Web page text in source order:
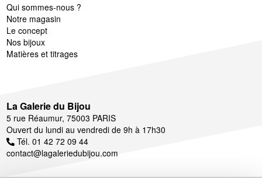
Qui sommes-nous ?
Notre magasin
Le concept
Nos bijoux
Matières et titrages
La Galerie du Bijou
5 rue Réaumur, 75003 PARIS
Ouvert du lundi au vendredi de 9h à 17h30
Tél. 01 42 72 09 44
contact@lagaleriedubijou.com